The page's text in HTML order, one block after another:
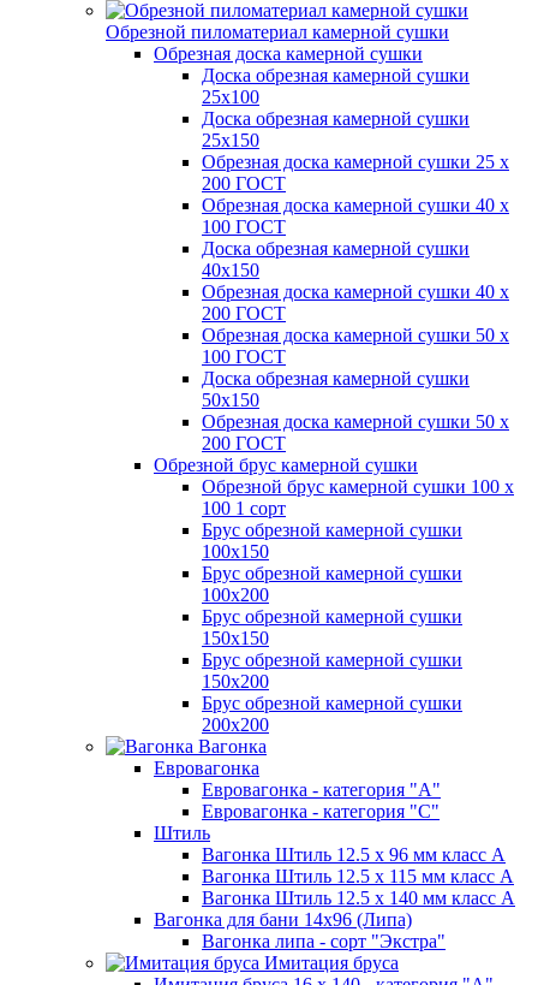
Обрезной пиломатериал камерной сушки
Обрезная доска камерной сушки
Доска обрезная камерной сушки
25х100
Доска обрезная камерной сушки
25х150
Обрезная доска камерной сушки 25 х
200 ГОСТ
Обрезная доска камерной сушки 40 х
100 ГОСТ
Доска обрезная камерной сушки
40х150
Обрезная доска камерной сушки 40 х
200 ГОСТ
Обрезная доска камерной сушки 50 х
100 ГОСТ
Доска обрезная камерной сушки
50х150
Обрезная доска камерной сушки 50 х
200 ГОСТ
Обрезной брус камерной сушки
Обрезной брус камерной сушки 100 х
100 1 сорт
Брус обрезной камерной сушки
100х150
Брус обрезной камерной сушки
100х200
Брус обрезной камерной сушки
150х150
Брус обрезной камерной сушки
150х200
Брус обрезной камерной сушки
200х200
Вагонка
Евровагонка
Евровагонка - категория "А"
Евровагонка - категория "С"
Штиль
Вагонка Штиль 12.5 х 96 мм класс А
Вагонка Штиль 12.5 х 115 мм класс А
Вагонка Штиль 12.5 х 140 мм класс А
Вагонка для бани 14х96 (Липа)
Вагонка липа - сорт "Экстра"
Имитация бруса